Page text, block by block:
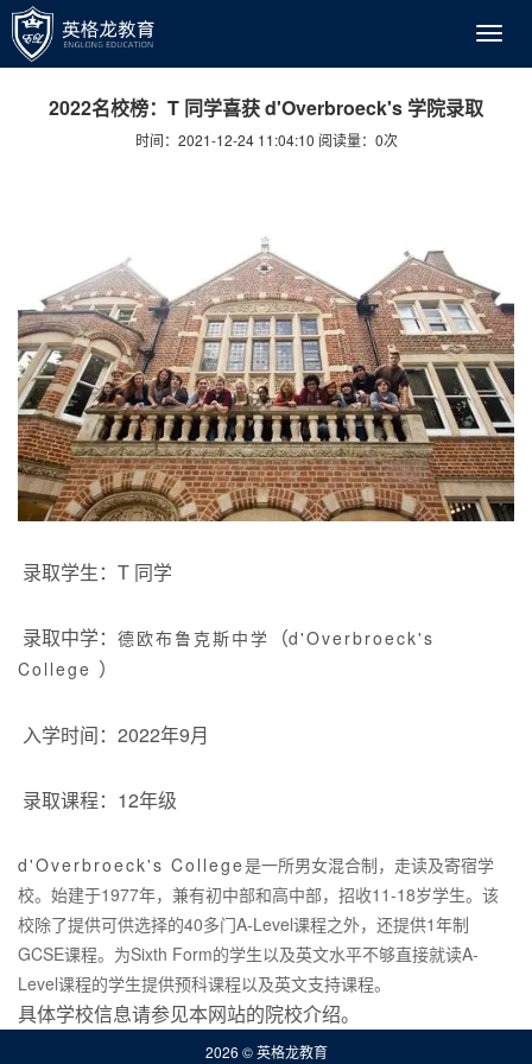
2022名校榜：T 同学喜获 d'Overbroeck's 学院录取
时间：2021-12-24 11:04:10 阅读量： 0次
录取学生：T 同学
录取中学： 德欧布鲁克斯中学 （d'Overbroeck's
College ）
入学时间：2022年9月
录取课程：12年级
d'Overbroeck's College是一所男女混合制，走读及寄宿学
校。始建于1977年，兼有初中部和高中部，招收11-18岁学生。该
校除了提供可供选择的40多门A-Level课程之外，还提供1年制
GCSE课程。为Sixth Form的学生以及英文水平不够直接就读A-
Level课程的学生提供预科课程以及英文支持课程。
具体学校信息请参见本网站的院校介绍。
2026 © 英格龙教育